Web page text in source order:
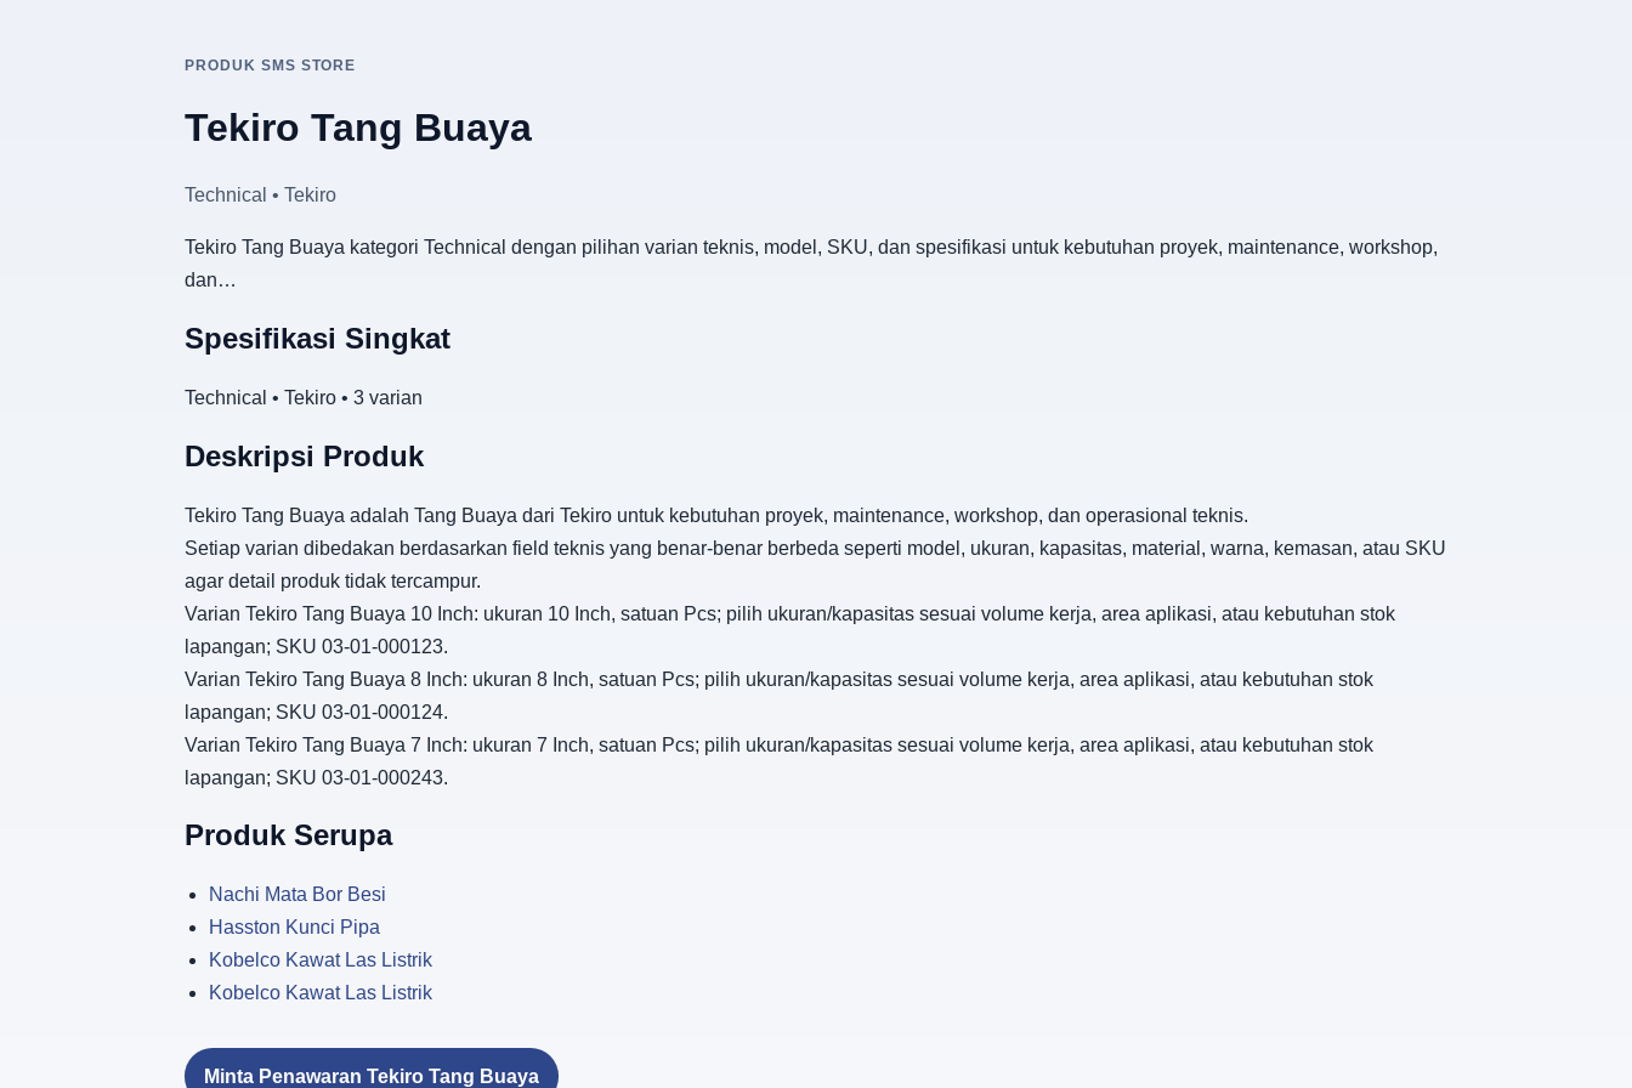
PRODUK SMS STORE
Tekiro Tang Buaya
Technical • Tekiro
Tekiro Tang Buaya kategori Technical dengan pilihan varian teknis, model, SKU, dan spesifikasi untuk kebutuhan proyek, maintenance, workshop,
dan…
Spesifikasi Singkat
Technical • Tekiro • 3 varian
Deskripsi Produk
Tekiro Tang Buaya adalah Tang Buaya dari Tekiro untuk kebutuhan proyek, maintenance, workshop, dan operasional teknis.
Setiap varian dibedakan berdasarkan field teknis yang benar-benar berbeda seperti model, ukuran, kapasitas, material, warna, kemasan, atau SKU
agar detail produk tidak tercampur.
Varian Tekiro Tang Buaya 10 Inch: ukuran 10 Inch, satuan Pcs; pilih ukuran/kapasitas sesuai volume kerja, area aplikasi, atau kebutuhan stok
lapangan; SKU 03-01-000123.
Varian Tekiro Tang Buaya 8 Inch: ukuran 8 Inch, satuan Pcs; pilih ukuran/kapasitas sesuai volume kerja, area aplikasi, atau kebutuhan stok
lapangan; SKU 03-01-000124.
Varian Tekiro Tang Buaya 7 Inch: ukuran 7 Inch, satuan Pcs; pilih ukuran/kapasitas sesuai volume kerja, area aplikasi, atau kebutuhan stok
lapangan; SKU 03-01-000243.
Produk Serupa
Nachi Mata Bor Besi
Hasston Kunci Pipa
Kobelco Kawat Las Listrik
Kobelco Kawat Las Listrik
Minta Penawaran Tekiro Tang Buaya